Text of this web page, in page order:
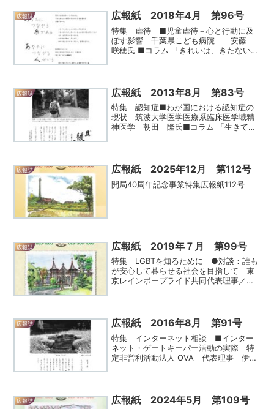
広報誌 広報紙 2018年4月 第96号
特集 虐待 ■児童虐待－心と行動に及
ぼす影響 千葉県こども病院 安藤
咲穂氏 ■コラム 「きれいは、きたない猫
広報誌 広報紙 2013年8月 第83号
特集 認知症■わが国における認知症の
現状 筑波大学医学医療系臨床医学域精
神医学 朝田 隆氏■コラム 「生きてい
広報誌 広報紙 2025年12月 第112号
開局40周年記念事業特集広報紙112号
広報誌 広報紙 2019年７月 第99号
特集 LGBTを知るために ●対談：誰も
が安心して暮らせる社会を目指して 東
京レインボープライド共同代表理事／
田 一郎氏●コラム ...
広報誌 広報紙 2016年8月 第91号
特集 インターネット相談 ■インター
ネット・ゲートキーパー活動の実際 特
定非営利活動法人 OVA 代表理事 伊
立総合病院・臨床心理士...
広報誌 広報紙 2024年5月 第109号